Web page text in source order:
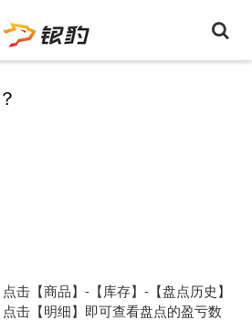
击【商品】-【库存】-【盘点历史】
击【明细】即可查看盘点的盈亏数